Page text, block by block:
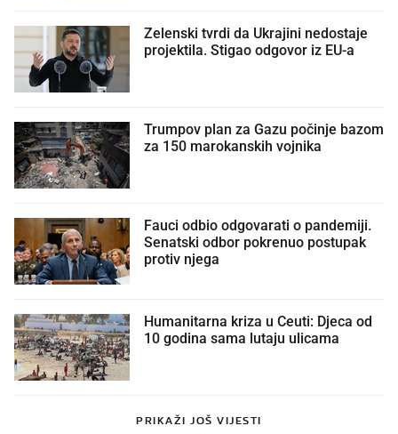
Zelenski tvrdi da Ukrajini nedostaje
projektila. Stigao odgovor iz EU-a
Trumpov plan za Gazu počinje bazom
za 150 marokanskih vojnika
Fauci odbio odgovarati o pandemiji.
Senatski odbor pokrenuo postupak
protiv njega
Humanitarna kriza u Ceuti: Djeca od
10 godina sama lutaju ulicama
PRIKAŽI JOŠ VIJESTI